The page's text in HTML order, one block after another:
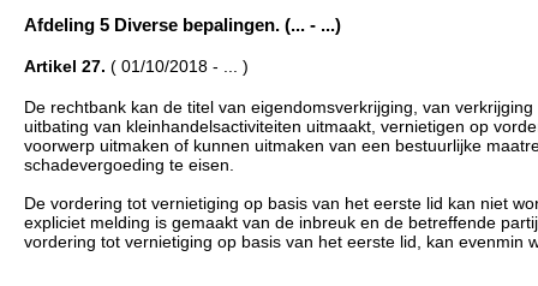
Afdeling 5 Diverse bepalingen. (... - ...)
Artikel 27. ( 01/10/2018 - ... )
De rechtbank kan de titel van eigendomsverkrijging, van
uitbating van kleinhandelsactiviteiten uitmaakt, vernietigen op
voorwerp uitmaken of kunnen uitmaken van een bestuurlijke
schadevergoeding te eisen.
De vordering tot vernietiging op basis van het eerste lid kan niet
expliciet melding is gemaakt van de inbreuk en de betreffende
vordering tot vernietiging op basis van het eerste lid, kan evenmin